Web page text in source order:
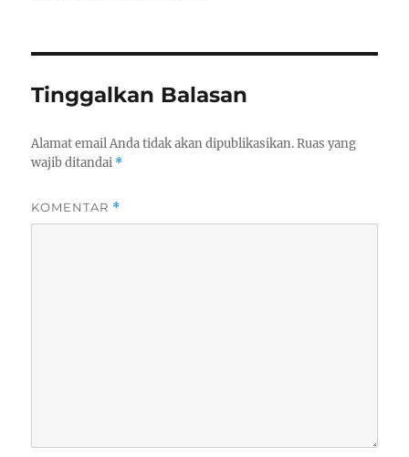
Tinggalkan Balasan
Alamat email Anda tidak akan dipublikasikan. Ruas yang
wajib ditandai *
KOMENTAR *